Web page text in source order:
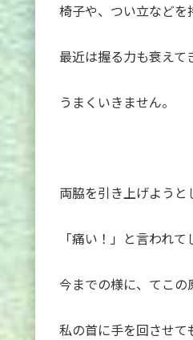
椅子や、つい立などを
最近は握る力も衰えて
うまくいきません。
両脇を引き上げようと
「痛い！」と言われて
今までの様に、てこの
私の首に手を回させて